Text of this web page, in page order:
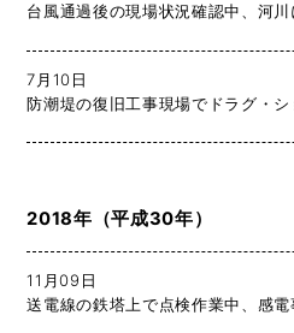
台風通過後の現場状況確認中、河川
7月10日
防潮堤の復旧工事現場でドラグ・
2018年（平成30年）
11月09日
送電線の鉄塔上で点検作業中、感電